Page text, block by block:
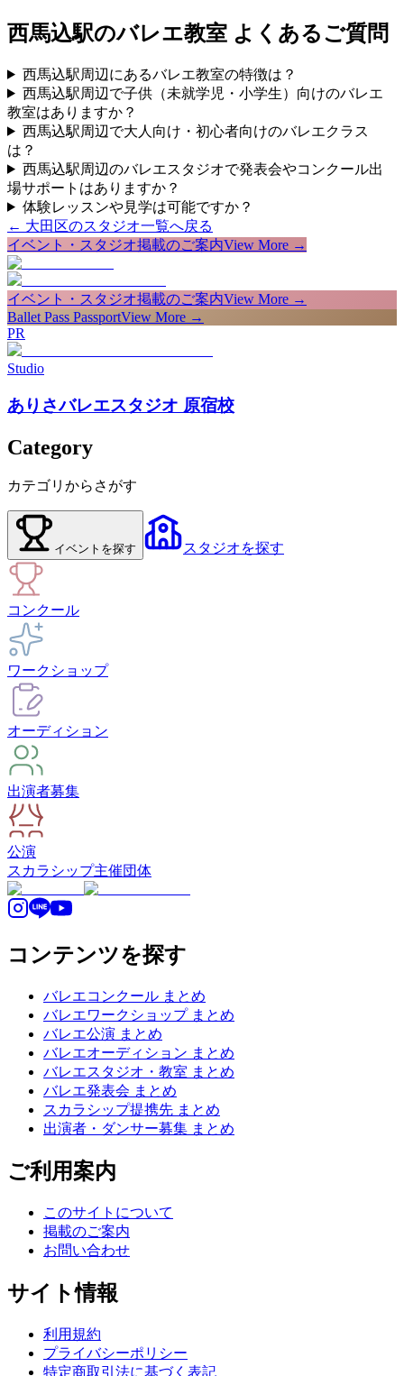
西馬込駅のバレエ教室 よくあるご質問
西馬込駅周辺にあるバレエ教室の特徴は？
西馬込駅周辺で子供（未就学児・小学生）向けのバレエ
教室はありますか？
西馬込駅周辺で大人向け・初心者向けのバレエクラス
は？
西馬込駅周辺のバレエスタジオで発表会やコンクール出
場サポートはありますか？
体験レッスンや見学は可能ですか？
← 大田区のスタジオ一覧へ戻る
イベント・スタジオ掲載のご案内View More →
イベント・スタジオ掲載のご案内View More →
Ballet Pass PassportView More →
PR
Studio
ありさバレエスタジオ 原宿校
Category
カテゴリからさがす
イベント を探す スタジオを探す
コンクール
ワークショップ
オーディション
出演者募集
公演
スカラシップ主催団体
コンテンツを探す
バレエコンクール まとめ
バレエワークショップ まとめ
バレエ公演 まとめ
バレエオーディション まとめ
バレエスタジオ・教室 まとめ
バレエ発表会 まとめ
スカラシップ提携先 まとめ
出演者・ダンサー募集 まとめ
ご利用案内
このサイトについて
掲載のご案内
お問い合わせ
サイト情報
利用規約
プライバシーポリシー
特定商取引法に基づく表記